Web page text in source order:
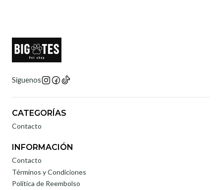
Síguenos
CATEGORÍAS
Contacto
INFORMACIÓN
Contacto
Términos y Condiciones
Política de Reembolso